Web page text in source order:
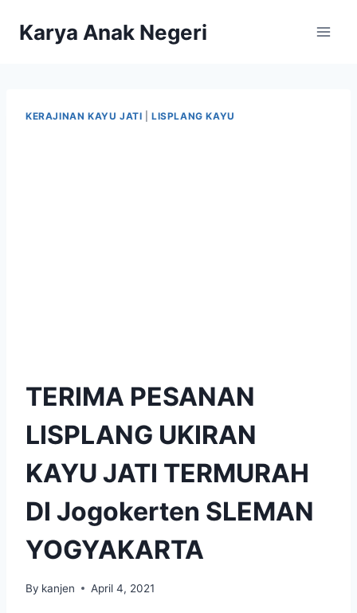
Karya Anak Negeri
KERAJINAN KAYU JATI |LISPLANG KAYU
TERIMA PESANAN
LISPLANG UKIRAN
KAYU JATI TERMURAH
DI Jogokerten SLEMAN
YOGYAKARTA
By kanjen April 4, 2021